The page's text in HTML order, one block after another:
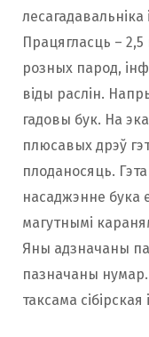
Працягласць –
розных парод,
віды раслін.
гадовы бук. На
плюсавых дрэў
плоданосяць.
насаджэнне бука
магутнымі
Яны адзначаны
пазначаны
таксама